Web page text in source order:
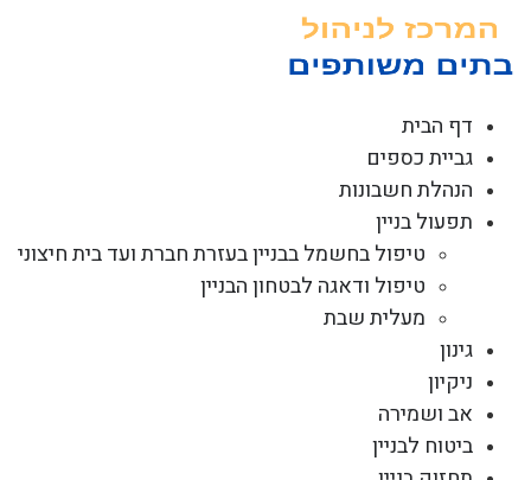
דף הבית
גביית כספים
הנהלת חשבונות
תפעול בניין
טיפול בחשמל בבניין בעזרת חברת ועד בית חיצוני
טיפול ודאגה לבטחון הבניין
מעלית שבת
גינון
ניקיון
אב ושמירה
ביטוח לבניין